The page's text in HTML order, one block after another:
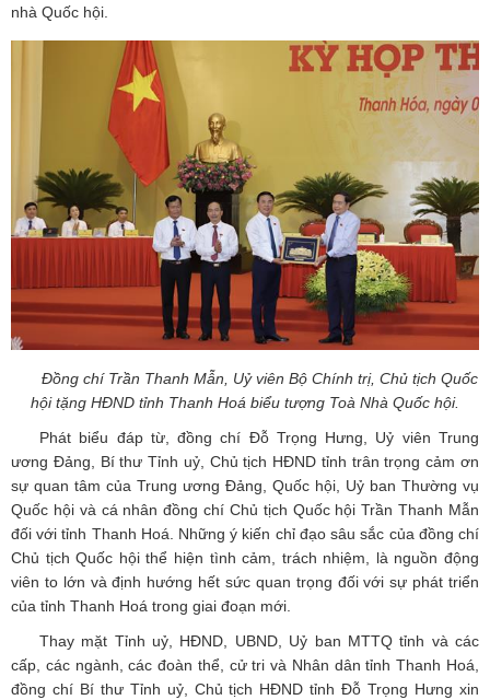
nhà Quốc hội.
Đồng chí Trần Thanh Mẫn, Uỷ viên Bộ Chính trị, Chủ tịch Quốc
hội tặng HĐND tỉnh Thanh Hoá biểu tượng Toà Nhà Quốc hội.
Phát biểu đáp từ, đồng chí Đỗ Trọng Hưng, Uỷ viên Trung
ương Đảng, Bí thư Tỉnh uỷ, Chủ tịch HĐND tỉnh trân trọng cảm ơn
sự quan tâm của Trung ương Đảng, Quốc hội, Uỷ ban Thường vụ
Quốc hội và cá nhân đồng chí Chủ tịch Quốc hội Trần Thanh Mẫn
đối với tỉnh Thanh Hoá. Những ý kiến chỉ đạo sâu sắc của đồng chí
Chủ tịch Quốc hội thể hiện tình cảm, trách nhiệm, là nguồn động
viên to lớn và định hướng hết sức quan trọng đối với sự phát triển
của tỉnh Thanh Hoá trong giai đoạn mới.
Thay mặt Tỉnh uỷ, HĐND, UBND, Uỷ ban MTTQ tỉnh và các
cấp, các ngành, các đoàn thể, cử tri và Nhân dân tỉnh Thanh Hoá,
đồng chí Bí thư Tỉnh uỷ, Chủ tịch HĐND tỉnh Đỗ Trọng Hưng xin